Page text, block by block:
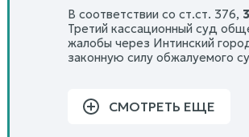
В соответствии со ст.ст. 376,
Третий кассационный суд
жалобы через Интинский
законную силу обжалуемого
СМОТРЕТЬ ЕЩЕ